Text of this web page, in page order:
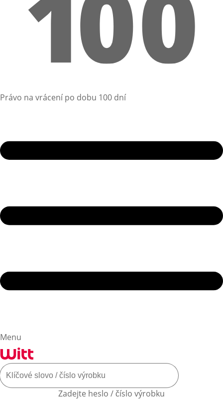
Právo na vrácení po dobu 100 dní
Menu
Zadejte heslo / číslo výrobku